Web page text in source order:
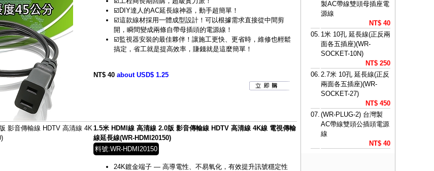
☑️DIY達人的AC延長線神器，動手超簡單！
☑️這款線材採用一體成型設計！可以根據需求直接從中間剪
開，瞬間變成兩條自帶母插頭的電源線！
☑️監視器安裝的最佳夥伴！讓施工更快、更省時，維修也輕鬆
搞定，省工就是提高效率，賺錢就是這麼簡單！
NT$ 40 about USD$ 1.25
1.5米 HDMI線 高清線 2.0版 影音傳輸線 HDTV 高清線 4K線 電視傳輸
線延長線(WR-HDMI20150)
料號:WR-HDMI20150
24K鍍金端子 — 高導電性、不易氧化，有效提升訊號穩定性
製AC帶線雙頭母插座電
源線
NT$ 40
05. 1米 10孔 延長線(正反兩
面各五插座)(WR-
SOCKET-10N)
NT$ 250
06. 2.7米 10孔 延長線(正反
兩面各五插座)(WR-
SOCKET-27)
NT$ 450
07. (WR-PLUG-2) 台灣製
AC帶線雙頭公插頭電源
線
NT$ 40